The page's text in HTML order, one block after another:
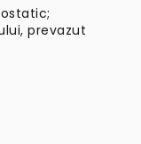
prevazut